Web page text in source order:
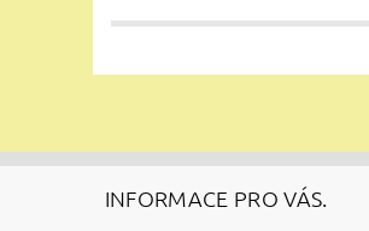
INFORMACE PRO VÁS.